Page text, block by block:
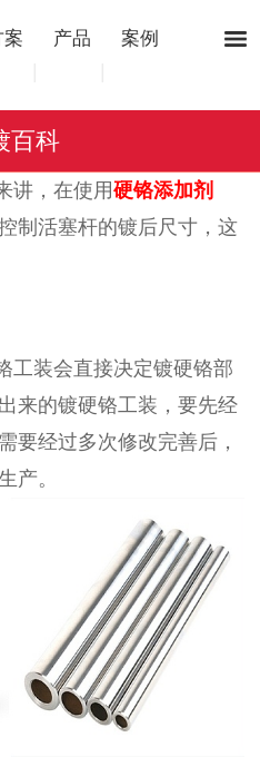
案 产品 案例
百科
讲，在使用硬铬添加剂
制活塞杆的镀后尺寸，这
工装会直接决定镀硬铬部
出来的镀硬铬工装 ， 要先经
要经过多次修改完善后 ，
产。